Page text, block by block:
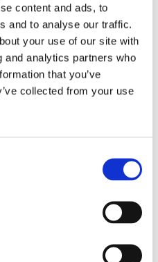
content and ads, to
and to analyse our traffic.
your use of our site with
and analytics partners who
that you’ve
collected from your use
Mått i mm
141
45 gram
läsglasögonen....